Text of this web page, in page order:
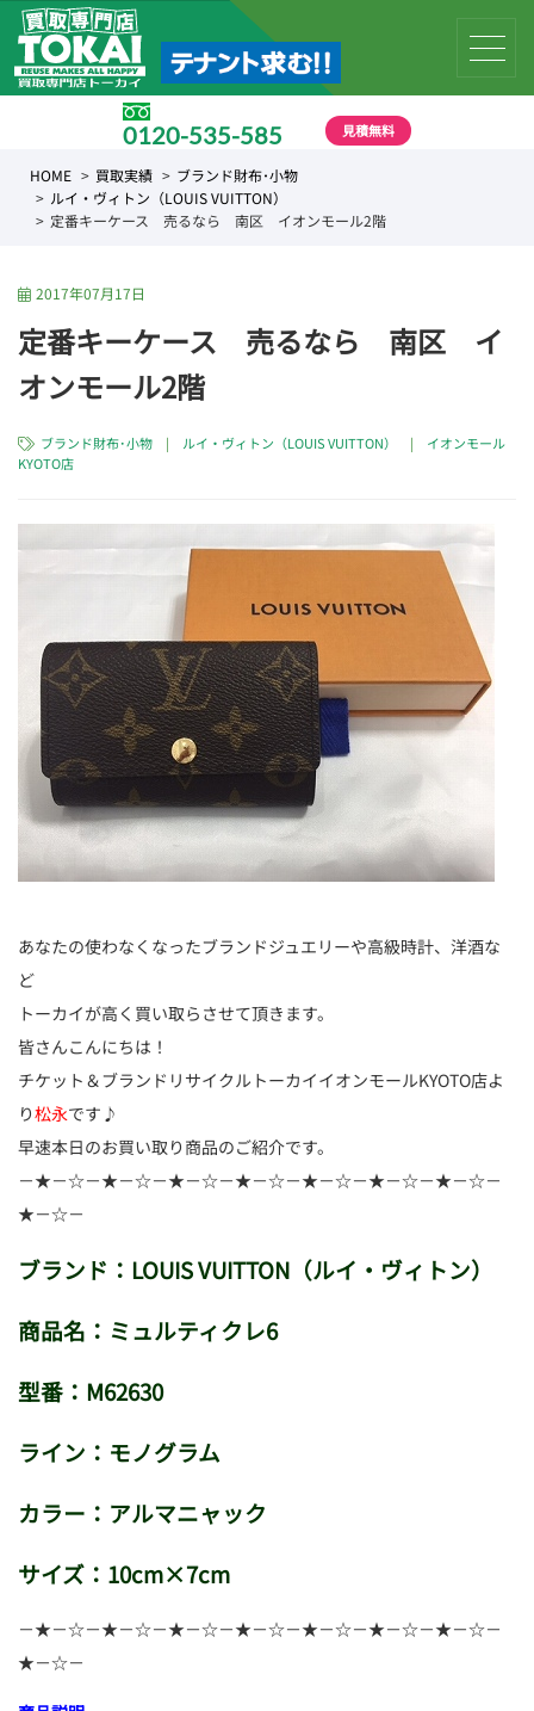
0120-535-585 見積無料
HOME 買取実績
ブランド財布･小物
ルイ・ヴィトン（LOUIS VUITTON）
定番キーケース 売るなら 南区 イオンモール2階
2017年07月17日
定番キーケース 売るなら 南区 イ
オンモール2階
ブランド財布･小物 | ルイ・ヴィトン（LOUIS VUITTON） | イオンモール
KYOTO店
あなたの使わなくなったブランドジュエリーや高級時計、洋酒な
ど
トーカイが高く買い取らさせて頂きます。
皆さんこんにちは！
チケット＆ブランドリサイクルトーカイイオンモールKYOTO店よ
り松永です♪
早速本日のお買い取り商品のご紹介です。
－★－☆－★－☆－★－☆－★－☆－★－☆－★－☆－★－☆－
★－☆－
ブランド：LOUIS VUITTON（ルイ・ヴィトン）
商品名：ミュルティクレ6
型番：M62630
ライン：モノグラム
カラー：アルマニャック
サイズ：10cm×7cm
－★－☆－★－☆－★－☆－★－☆－★－☆－★－☆－★－☆－
★－☆－